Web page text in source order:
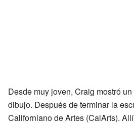
Desde muy joven, Craig mostró
dibujo. Después de terminar la
Californiano de Artes (CalArts).